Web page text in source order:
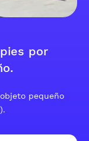
por
pequeño